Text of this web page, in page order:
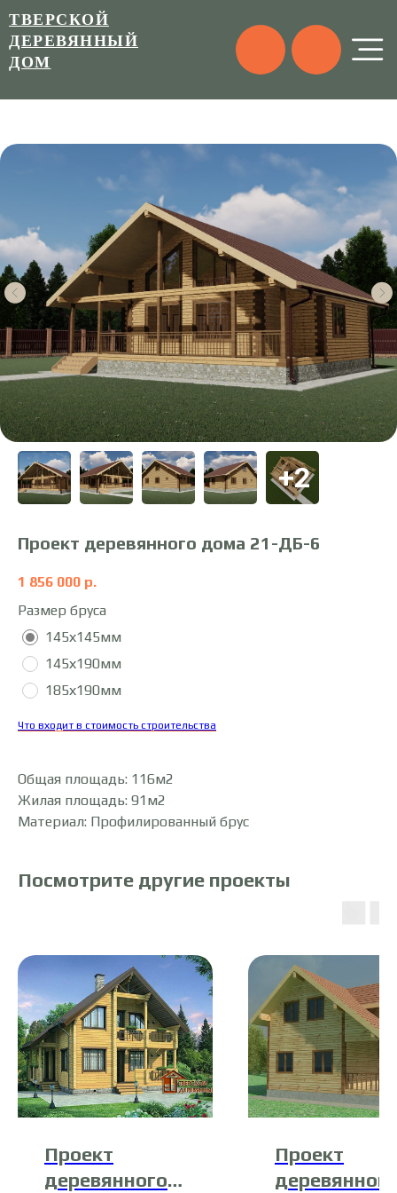
ТВЕРСКОЙ
ДЕРЕВЯННЫЙ
ДОМ
Проект деревянного дома 21-ДБ-6
1 856 000 р.
Размер бруса
145х145мм
145х190мм
185х190мм
Что входит в стоимость строительства
Общая площадь: 116м2
Жилая площадь: 91м2
Материал: Профилированный брус
Посмотрите другие проекты
Проект
деревянного
Проект
деревянного